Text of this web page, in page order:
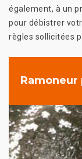
également, à un
pour débistrer
règles sollicitées